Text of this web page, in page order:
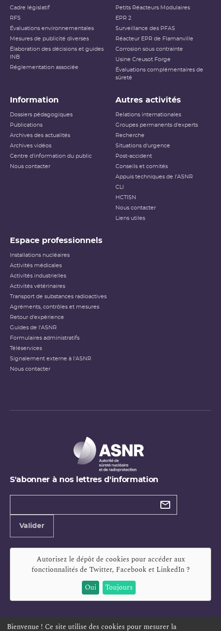
Cadre législatif
RFS
Évaluations environnementales
Mesures de publicité diverses
Élaboration des décisions et guides
INB
Réglementation associée
Petits Réacteurs Modulaires
EPR 2
Surveillance des PFAS
Réacteur EPR de Flamanville
Corrosion sous contrainte
Usine Creusot Forge
Évaluations complémentaires de
sûreté
Information
Dossiers pédagogiques
Publications
Archives des actualités
Archives vidéos
Centre d'information du public
Nous contacter
Autres activités
Relations internationales
Groupes permanents d'experts
Recherche
Situations d'urgence
Post-accident
Conseils et comités
Appuis techniques de l'ASNR
CLI
HCTISN
Nous contacter
Liens utiles
Espace professionnels
Installations nucléaires
Activités médicales
Activités industrielles
Activités vétérinaires
Transport de substances radioactives
Agréments, contrôles et mesures
Retour d'expérience
Guides de l'ASNR
Formulaires administratifs
Téléservices
Signalement externe à l'ASNR
Nous contacter
S'abonner à nos lettres d'information
Types de
Valider
Autorisez le dépôt de cookies pour accéder aux
fonctionnalités de Twitter, Facebook et LinkedIn?
Oui
Toujours
Bienvenue ! Ce site utilise des cookies pour mesurer la